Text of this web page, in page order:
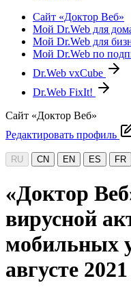
Сайт «Доктор Веб»
Мой Dr.Web для
Мой Dr.Web для
Мой Dr.Web по
Dr.Web vxCube
Dr.Web FixIt!
Сайт «Доктор Веб»
Редактировать профиль
RU CN EN ES FR
«Доктор
вирусной
мобильных
августе